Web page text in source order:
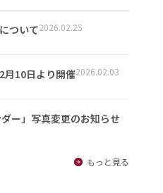
ついて2026.02.25
月10日より開催2026.02.03
ー」写真変更のお知らせ
もっと見る